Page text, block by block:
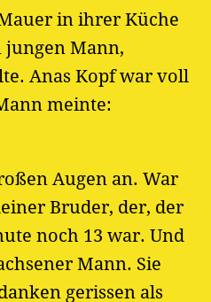
in ihrer Küche
jungen Mann,
Anas Kopf war voll
meinte:
Augen an. War
Bruder, der, der
noch 13 war. Und
Mann. Sie
gerissen als